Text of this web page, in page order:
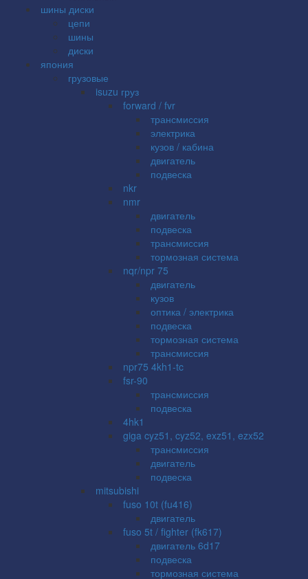
шины диски
цепи
шины
диски
япония
грузовые
isuzu груз
forward / fvr
трансмиссия
электрика
кузов / кабина
двигатель
подвеска
nkr
nmr
двигатель
подвеска
трансмиссия
тормозная система
nqr/npr 75
двигатель
кузов
оптика / электрика
подвеска
тормозная система
трансмиссия
npr75 4kh1-tc
fsr-90
трансмиссия
подвеска
4hk1
giga cyz51, cyz52, exz51, ezx52
трансмиссия
двигатель
подвеска
mitsubishi
fuso 10t (fu416)
двигатель
fuso 5t / fighter (fk617)
двигатель 6d17
подвеска
тормозная система